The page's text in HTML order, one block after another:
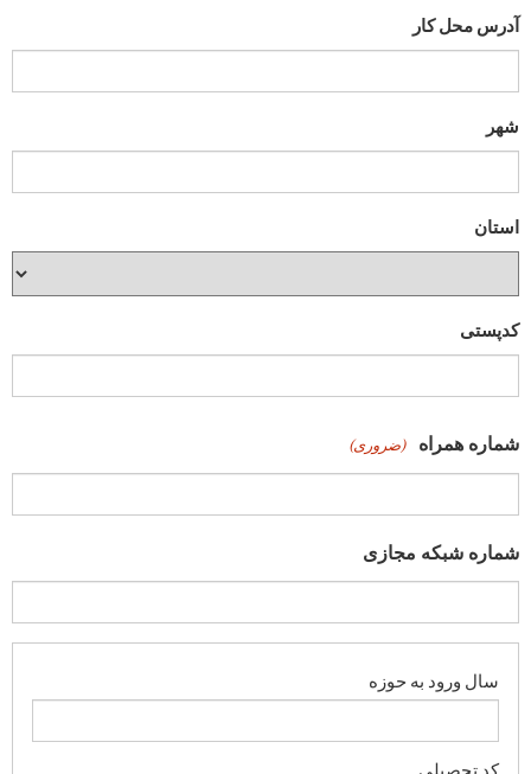
آدرس محل کار
شهر
استان
کدپستی
شماره همراه (ضروری)
شماره شبکه مجازی